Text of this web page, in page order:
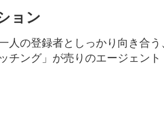
ョン
人の登録者としっかり向き合
チング」が売りのエージェント